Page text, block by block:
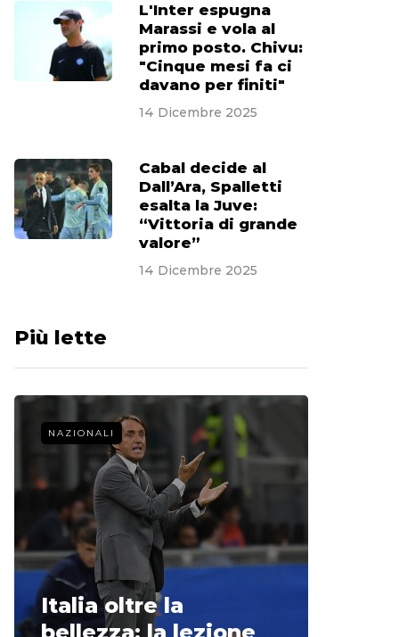
L'Inter espugna
Marassi e vola al
primo posto. Chivu:
"Cinque mesi fa ci
davano per finiti"
14 Dicembre 2025
Cabal decide al
Dall’Ara, Spalletti
esalta la Juve:
“Vittoria di grande
valore”
14 Dicembre 2025
Più lette
NAZIONALI
Italia oltre la